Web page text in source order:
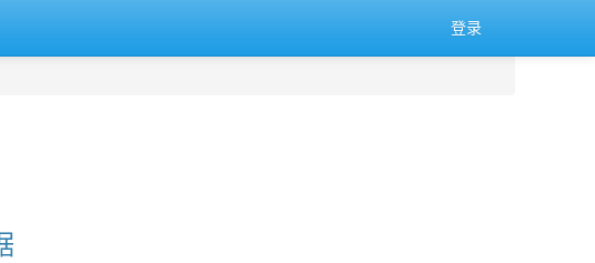
登录